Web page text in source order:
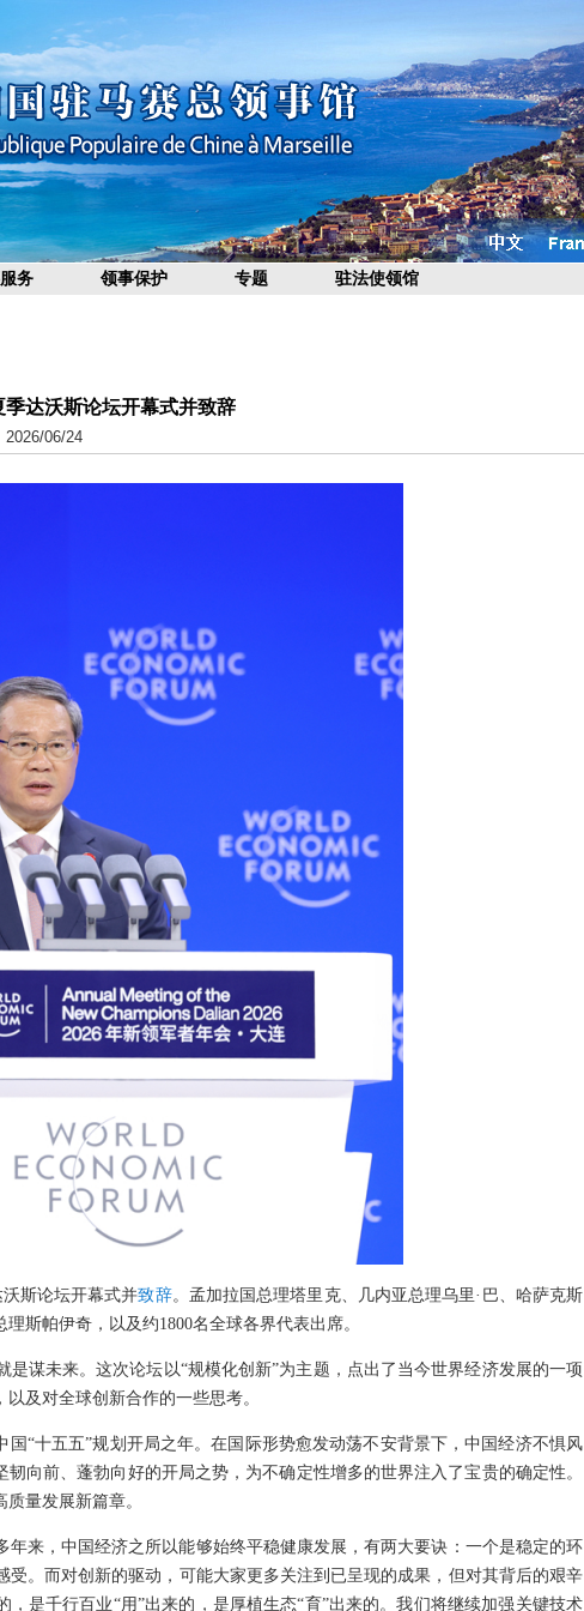
务 领事保护 专题 驻法使领馆
季达沃斯论坛开幕式并致辞
2026/06/24
斯论坛开幕式并致辞。孟加拉国总理塔里克、几内亚总理乌里·巴、哈萨克斯
斯帕伊奇，以及约1800名全球各界代表出席。
谋未来。这次论坛以“规模化创新”为主题，点出了当今世界经济发展的一项
及对全球创新合作的一些思考。
“十五五”规划开局之年。在国际形势愈发动荡不安背景下，中国经济不惧风
向前、蓬勃向好的开局之势，为不确定性增多的世界注入了宝贵的确定性。
量发展新篇章。
来，中国经济之所以能够始终平稳健康发展，有两大要诀：一个是稳定的环
。而对创新的驱动，可能大家更多关注到已呈现的成果，但对其背后的艰辛
是千行百业“用”出来的，是厚植生态“育”出来的。我们将继续加强关键技术